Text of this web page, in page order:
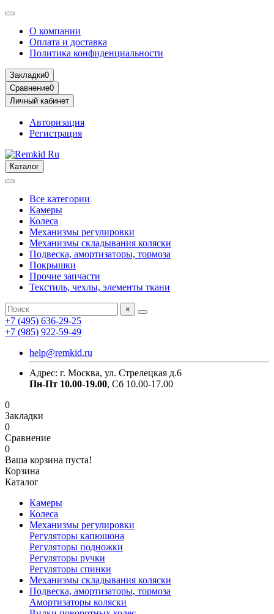
О компании
Оплата и доставка
Политика конфиденциальности
Закладки0
Сравнение0
Личный кабинет
Авторизация
Регистрация
Каталог
Все категории
Камеры
Колеса
Механизмы регулировки
Механизмы складывания коляски
Подвеска, амортизаторы, тормоза
Покрышки
Прочие запчасти
Текстиль, чехлы, элементы ткани
×
+7 (495) 636-29-25
+7 (985) 922-59-49
help@remkid.ru
Адрес: г. Москва, ул. Стрелецкая д.6
Пн-Пт 10.00-19.00, Сб 10.00-17.00
0
Закладки
0
Сравнение
0
Ваша корзина пуста!
Корзина
Каталог
Камеры
Колеса
Механизмы регулировки
Регуляторы капюшона
Регуляторы подножки
Регуляторы ручки
Регуляторы спинки
Механизмы складывания коляски
Подвеска, амортизаторы, тормоза
Амортизаторы коляски